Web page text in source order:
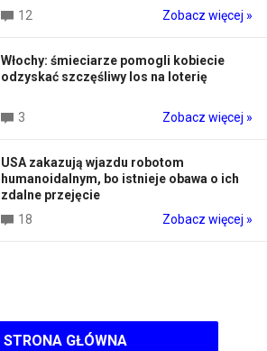
12
Zobacz więcej »
Włochy: śmieciarze pomogli kobiecie
odzyskać szczęśliwy los na loterię
3 Zobacz więcej »
USA zakazują wjazdu robotom
humanoidalnym, bo istnieje obawa o ich
zdalne przejęcie
18
Zobacz więcej »
STRONA GŁÓWNA